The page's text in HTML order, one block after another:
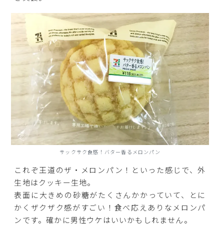
サックサク食感！バター香るメロンパン
これぞ王道のザ・メロンパン！といった感じで、外
生地はクッキー生地。
表面に大きめの砂糖がたくさんかかっていて、とに
かくザクザク感がすごい！食べ応えありなメロンパ
ンです。確かに男性ウケはいいかもしれません。